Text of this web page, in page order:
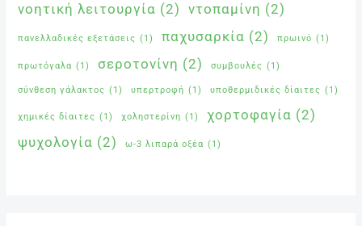
νοητική λειτουργία (2) ντοπαμίνη (2)
πανελλαδικές εξετάσεις (1) παχυσαρκία (2) πρωινό (1)
πρωτόγαλα (1) σεροτονίνη (2) συμβουλές (1)
σύνθεση γάλακτος (1) υπερτροφή (1) υποθερμιδικές δίαιτες (1)
χημικές δίαιτες (1) χοληστερίνη (1) χορτοφαγία (2)
ψυχολογία (2) ω-3 λιπαρά οξέα (1)